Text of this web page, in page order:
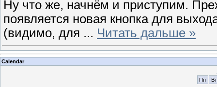
Ну что же, начнём и приступим.
появляется новая кнопка для
(видимо, для ... Читать дальше »
Calendar
Пн
Вт